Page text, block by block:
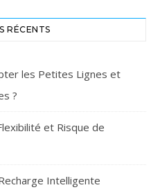
RÉCENTS
les Petites Lignes et
?
et Risque de
Intelligente